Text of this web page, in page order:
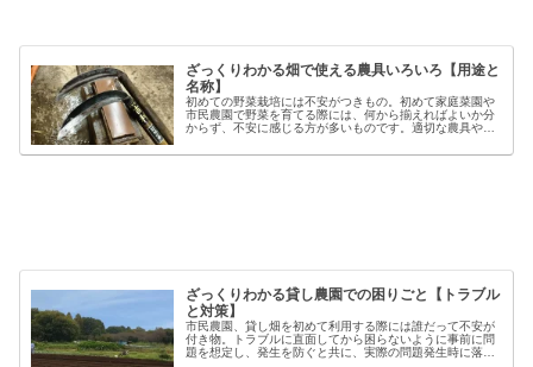
ざっくりわかる畑で使える農具いろいろ【用途と
名称】
初めての野菜栽培には不安がつきもの。初めて家庭菜園や
市民農園で野菜を育てる際には、何から揃えればよいか分
からず、不安に感じる方が多いものです。適切な農具や資
しますが、種類も多く、初心者には...
ざっくりわかる貸し農園での困りごと【トラブル
と対策】
市民農園、貸し畑を初めて利用する際には誰だって不安が
付き物。トラブルに直面してから困らないように事前に問
題を想定し、発生を防ぐと共に、実際の問題発生時に落ち